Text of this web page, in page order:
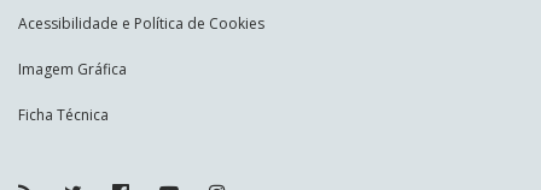
Acessibilidade e Política de Cookies
Imagem Gráfica
Ficha Técnica